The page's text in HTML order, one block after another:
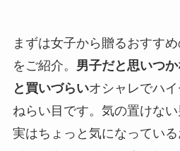
まずは女子から贈るおすす
をご紹介。 男子だと思いつ
と買いづらいオシャレでハ
ねらい目です。気の置けない
実はちょっと気になってい